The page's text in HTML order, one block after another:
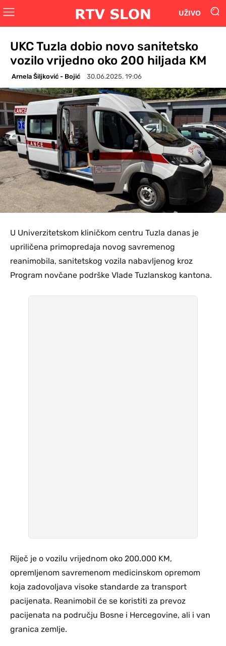
UŽIVO
UKC Tuzla dobio novo sanitetsko
vozilo vrijedno oko 200 hiljada KM
Arnela Šiljković - Bojić 30.06.2025. 19:06
U Univerzitetskom kliničkom centru Tuzla danas je
upriličena primopredaja novog savremenog
reanimobila, sanitetskog vozila nabavljenog kroz
Program novčane podrške Vlade Tuzlanskog kantona.
Riječ je o vozilu vrijednom oko 200.000 KM,
opremljenom savremenom medicinskom opremom
koja zadovoljava visoke standarde za transport
pacijenata. Reanimobil će se koristiti za prevoz
pacijenata na području Bosne i Hercegovine, ali i van
granica zemlje.